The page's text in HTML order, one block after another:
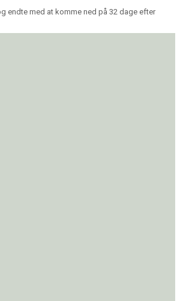
endte med at komme ned på 32 dage efter